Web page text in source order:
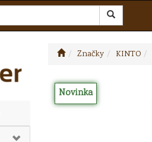
Značky KINTO
Novinka